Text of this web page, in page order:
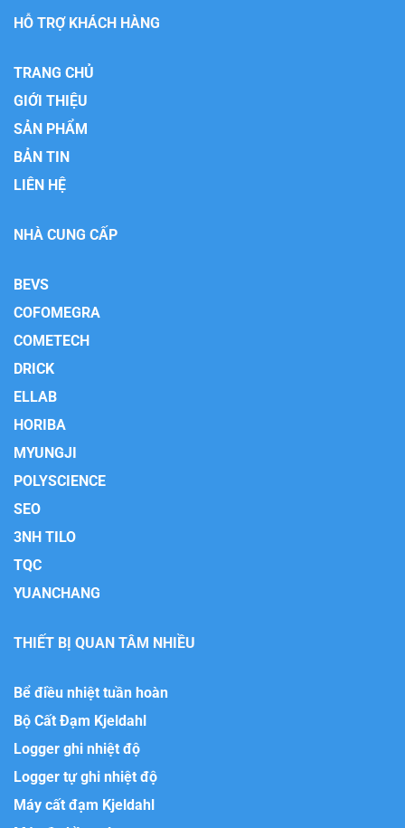
HỖ TRỢ KHÁCH HÀNG
TRANG CHỦ
GIỚI THIỆU
SẢN PHẨM
BẢN TIN
LIÊN HỆ
NHÀ CUNG CẤP
BEVS
COFOMEGRA
COMETECH
DRICK
ELLAB
HORIBA
MYUNGJI
POLYSCIENCE
SEO
3NH TILO
TQC
YUANCHANG
THIẾT BỊ QUAN TÂM NHIỀU
Bể điều nhiệt tuần hoàn
Bộ Cất Đạm Kjeldahl
Logger ghi nhiệt độ
Logger tự ghi nhiệt độ
Máy cất đạm Kjeldahl